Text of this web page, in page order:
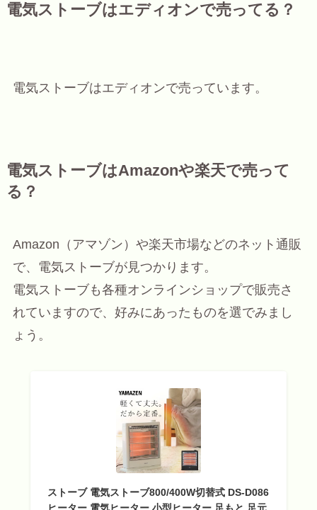
電気ストーブはエディオンで売ってる？
電気ストーブはエディオンで売っています。
電気ストーブはAmazonや楽天で売って
る？
Amazon（アマゾン）や楽天市場などのネット通販
で、電気ストーブが見つかります。
電気ストーブも各種オンラインショップで販売さ
れていますので、好みにあったものを選でみまし
ょう。
ストーブ 電気ストーブ800/400W切替式 DS-D086